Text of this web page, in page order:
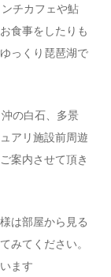
チカフェや鮎
食事をしたりも
っくり琵琶湖で
の白石、多景
アリ施設前周遊
案内させて頂き
は部屋から見る
みてください。
ます